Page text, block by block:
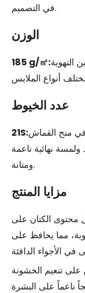
في التصميم.
الوزن
185 g/㎡:التهوية
عدد الخيوط
21S:منح القماش
نهائية ناعمة
ومتانة.
مزايا المنتج
محتوى الكتان على
مما يحافظ على
تنعيم الخشونة